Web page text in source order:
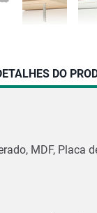
DO
MDF, Placa